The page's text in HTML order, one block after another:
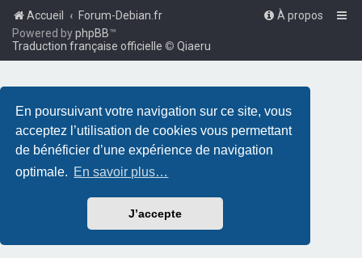
En poursuivant votre navigation sur ce site, vous
acceptez l’utilisation de cookies vous permettant
de bénéficier d’une expérience de navigation
optimale. En savoir plus…
J’accepte
Accueil Forum-Debian.fr
À propos
Powered byphpBB™
Traduction française officielle © Qiaeru